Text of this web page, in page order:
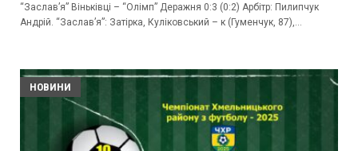
“Заслав’я” Віньківці – “Олімп” Деражня 0:3 (0:2) Арбітр: Пилипчук
Андрій. “Заслав’я”: Затірка, Куліковський – к (Гуменчук, 87),...
НОВИНИ